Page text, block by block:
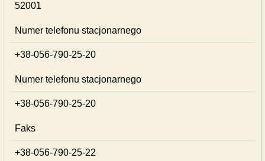
52001
Numer telefonu stacjonarnego
+38-056-790-25-20
Numer telefonu stacjonarnego
+38-056-790-25-20
Faks
+38-056-790-25-22